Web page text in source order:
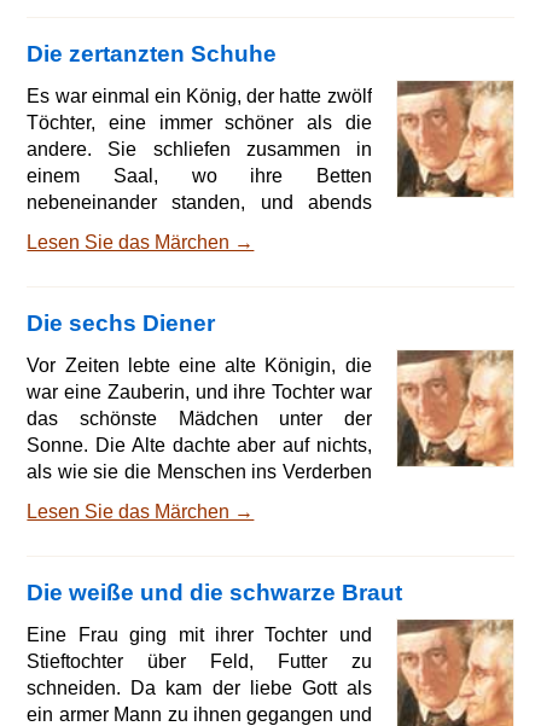
aus meinem Stall,' und jagte es damit
ins weite Feld. Das Pferd war traurig
und ging nach dem Wald zu, dort ein
wenig Schutz vor dem Wetter zu s
Die zertanzten Schuhe
Es war einmal ein König, der hatte zwölf
Töchter, eine immer schöner als die
andere. Sie schliefen zusammen in
einem Saal, wo ihre Betten
nebeneinander standen, und abends
die Tür zu und verriegelte sie. Wenn er
und niemand konnte herausbringen, wie
das zugegangen war. Da ließ der König
ausrufen, wers könnte ausfindig
machen, wo sie in der Nacht tanzten,
der sollte sich eine davon
Lesen Sie das Märchen →
Die sechs Diener
Vor Zeiten lebte eine alte Königin, die
war eine Zauberin, und ihre Tochter war
das schönste Mädchen unter der
Sonne. Die Alte dachte aber auf nichts,
als wie sie die Menschen ins Verderben
kam, so sprach sie, wer ihre Tochter
waren von der Schönheit der Jungfrau
verblendet und wagten es wohl, aber
sie konnten nicht vollbringen, was die
Alte ihnen auflegte, und dann war keine
Gnade, sie
Lesen Sie das Märchen →
Die weiße und die schwarze Braut
Eine Frau ging mit ihrer Tochter und
Stieftochter über Feld, Futter zu
schneiden. Da kam der liebe Gott als
ein armer Mann zu ihnen gegangen und